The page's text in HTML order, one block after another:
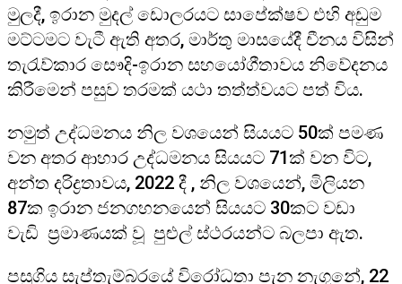
මුලදී, ඉරාන මුදල් ඩොලරයට සාපේක්ෂව එහි අඩුම
මට්ටමට වැටී ඇති අතර, මාර්තු මාසයේදී චීනය විසින්
තැරැව්කාර සෞදි-ඉරාන සහයෝගීතාවය නිවේදනය
කිරීමෙන් පසුව තරමක් යථා තත්ත්වයට පත් විය.
නමුත් උද්ධමනය නිල වශයෙන් සියයට 50ක් පමණ
වන අතර ආහාර උද්ධමනය සියයට 71ක් වන විට,
අන්ත දරිද්‍රතාවය, 2022 දී , නිල වශයෙන්, මිලියන
87ක ඉරාන ජනගහනයෙන් සියයට 30කට වඩා
වැඩි ප්‍රමාණයක් වූ පුළුල් ස්ථරයන්ට බලපා ඇත.
පසුගිය සැප්තැම්බරයේ විරෝධතා පැන නැගුනේ, 22